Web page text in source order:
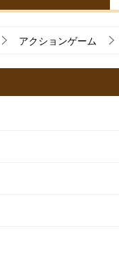
アクションゲーム